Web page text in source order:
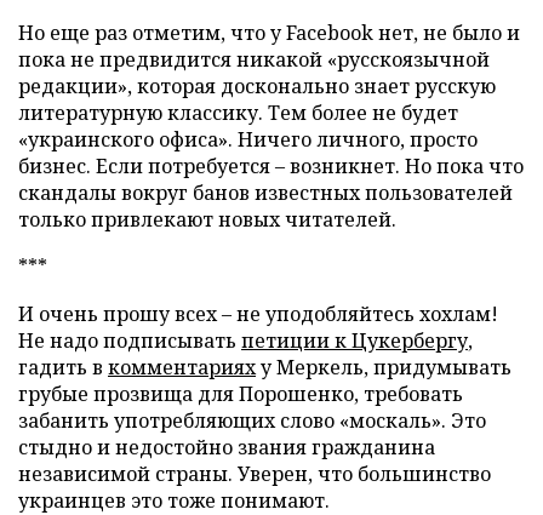
Но еще раз отметим, что у Facebook нет, не было и
пока не предвидится никакой «русскоязычной
редакции», которая досконально знает русскую
литературную классику. Тем более не будет
«украинского офиса». Ничего личного, просто
бизнес. Если потребуется – возникнет. Но пока что
скандалы вокруг банов известных пользователей
только привлекают новых читателей.
***
И очень прошу всех – не уподобляйтесь хохлам!
Не надо подписывать петиции к Цукербергу,
гадить в комментарияху Меркель, придумывать
грубые прозвища для Порошенко, требовать
забанить употребляющих слово «москаль». Это
стыдно и недостойно звания гражданина
независимой страны. Уверен, что большинство
украинцев это тоже понимают.